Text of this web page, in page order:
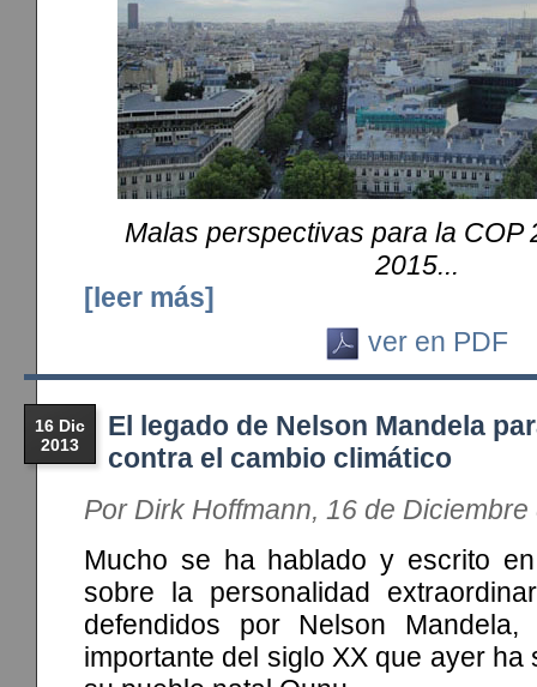
Malas perspectivas para la COP
2015...
[leer más]
ver en PDF
16 Dic
2013
El legado de Nelson Mandela
contra el cambio climático
Por Dirk Hoffmann, 16 de Diciembre
Mucho se ha hablado y escrito
sobre la personalidad
defendidos por Nelson
importante del siglo XX que ayer ha